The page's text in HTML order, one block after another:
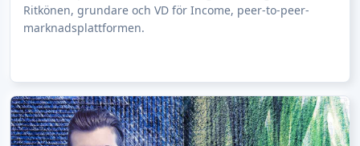
What problem ONO is solving?
Phoenix BioPower on Pepins
What problem Carshof is solving?
eStation on Spark Crowdfunding
What problem eStation is solving?
Expandeco on Crowdberry
Ritkönen, grundare och VD för Income, peer-to-peer-
marknadsplattformen.